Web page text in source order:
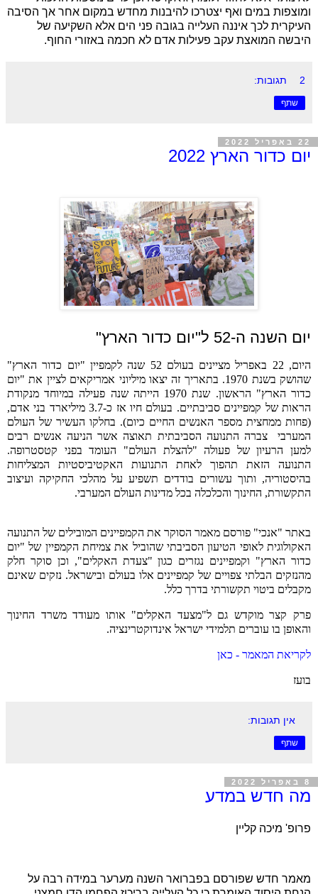
ומוצפות במים ואף יצטרכו להיבנות מחדש במקום אחר אך הסיבה
העיקרית לכך איננה העלייה בגובה פני הים אלא השקיעה של
היבשה המואצת עקב פעילות אדם לא חכמה באזורי החוף.
2 תגובות:
שתף
22 באפריל 2022
יום כדור הארץ 2022
יום השנה ה-52 ל"יום כדור הארץ"
היום, 22 באפריל מציינים בעולם 52 שנה לקמפיין "יום כדור הארץ"
שהושק בשנת 1970. בתאריך זה יצאו מיליוני אמריקאים לציין את "יום
כדור הארץ" הראשון. שנת 1970 הייתה שנה פעילה במיוחד מנקודת
הראות של קמפיינים סביבתיים. בעולם חיו אז כ-3.7 מיליארד בני אדם,
(פחות ממחצית מספר האנשים החיים כיום). בחלקו העשיר של העולם
המערבי
צברה התנועה הסביבתית תאוצה אשר הניעה אנשים רבים
למען הרעיון של פעולה "להצלת העולם" העומד בפני קטסטרופה.
התנועה הזאת תהפוך לאחת התנועות האקטיביסטיות המצליחות
בהיסטוריה, ותוך עשורים בודדים תשפיע על מהלכי החקיקה ועיצוב
התקשורת, החינוך והכלכלה בכל מדינות העולם המערבי.
באתר "אנכי" פורסם מאמר הסוקר את הקמפיינים המובילים של התנועה
האקולוגיתלאופי הטיעון הסביבתי שהוביל את צמיחת הקמפיין של "יום
כדור הארץ" וקמפיינים נגזרים כגון "צעדת האקלים", וכן סוקר חלק
מהנזקים הבלתי צפויים של קמפיינים אלו בעולם ובישראל.נזקים שאינם
מקבלים ביטוי תקשורתי בדרך כלל.
פרק קצר מוקדש גם ל"מצעד האקלים" אותו מעודד משרד החינוך
והאופן בו עוברים תלמידי ישראל אינדוקטרינציה.
לקריאת המאמר - כאן
בועז
אין תגובות:
שתף
8 באפריל 2022
מה חדש במדע
פרופ' מיכה קליין
מאמר חדש שפורסם בפברואר השנה מערער במידה רבה על